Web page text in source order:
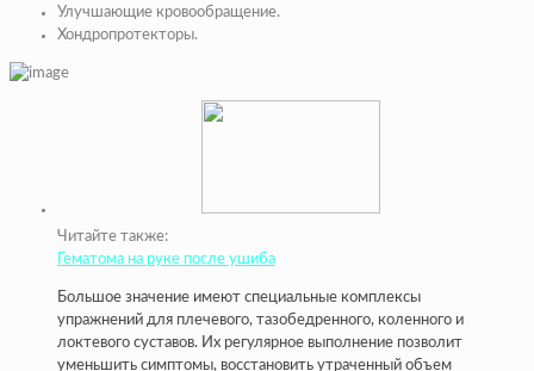
Улучшающие кровообращение.
Хондропротекторы.
Читайте также:
Гематома на руке после ушиба
Большое значение имеют специальные комплексы
упражнений для плечевого, тазобедренного, коленного и
локтевого суставов. Их регулярное выполнение позволит
уменьшить симптомы, восстановить утраченный объем